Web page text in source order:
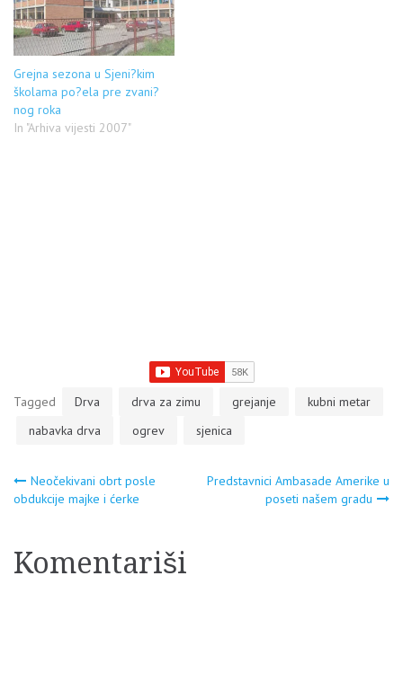
Grejna sezona u Sjeni?kim
školama po?ela pre zvani?
nog roka
In "Arhiva vijesti 2007"
Tagged Drva drva za zimu grejanje
kubni metar
nabavka drva
ogrev sjenica
Navigacija
Neočekivani obrt posle
obdukcije majke i ćerke
Predstavnici Ambasade Amerike u
poseti našem gradu
Komentariši